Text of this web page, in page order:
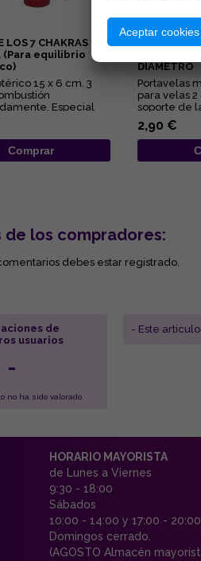
LOS 7 CHAKRAS
(Para equilibrio
15 x 6 cm. 3
Especial
interno y
Comprar
DIAMETRO
Portavelas
para velas
soporte de
2,90 €
de los compradores:
debes estar registrado.
de
usuarios
-
no ha sido valorado
- Este
HORARIO MAYORISTA
de Lunes a Viernes
9:30 - 18:00
Sábados
10:00 - 14:00 y 17:00 - 20:00
Domingos cerrado.
(AGOSTO Almacén
Aceptar cookies